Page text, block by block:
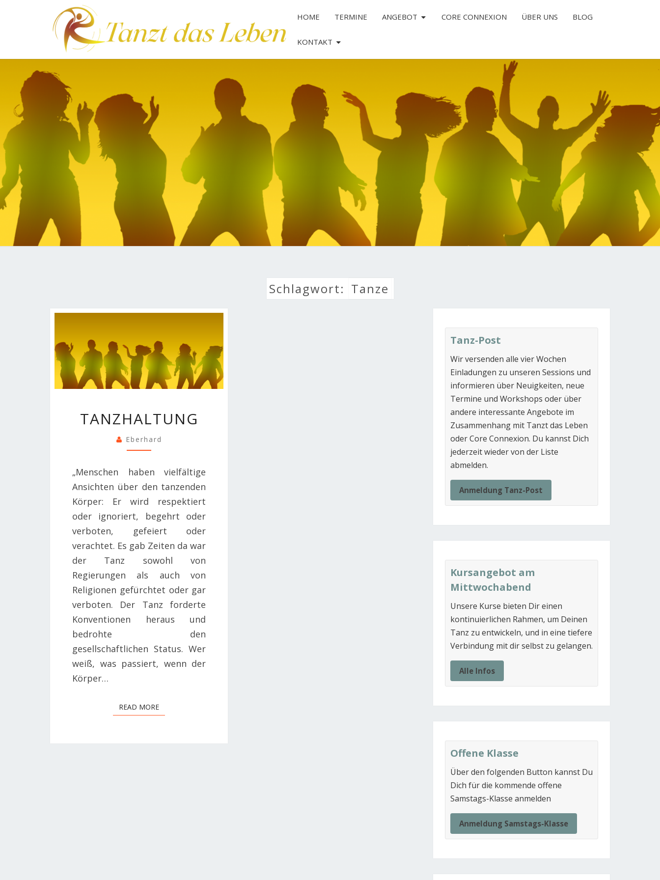
HOME TERMINE ANGEBOT CORE CONNEXION ÜBER UNS BLOG
KONTAKT
TANZT
DAS
LEBEN
Schlagwort: Tanze
TANZHALTUNG
Eberhard
„Menschen haben vielfältige
Ansichten über den tanzenden
Körper: Er wird respektiert
oder ignoriert, begehrt oder
verboten, gefeiert oder
verachtet. Es gab Zeiten da war
der Tanz sowohl von
Regierungen als auch von
Religionen gefürchtet oder gar
verboten. Der Tanz forderte
Konventionen heraus und
bedrohte den
gesellschaftlichen Status. Wer
weiß, was passiert, wenn der
Körper…
READ MOREREAD MORE
Tanz-Post
Wir versenden alle vier Wochen
Einladungen zu unseren Sessions und
informieren über Neuigkeiten, neue
Termine und Workshops oder über
andere interessante Angebote im
Zusammenhang mit Tanzt das Leben
oder Core Connexion. Du kannst Dich
jederzeit wieder von der Liste
abmelden.
Anmeldung Tanz-Post
Kursangebot am
Mittwochabend
Unsere Kurse bieten Dir einen
kontinuierlichen Rahmen, um Deinen
Tanz zu entwickeln, und in eine tiefere
Verbindung mit dir selbst zu gelangen.
Alle Infos
Offene Klasse
Über den folgenden Button kannst Du
Dich für die kommende offene
Samstags-Klasse anmelden
Anmeldung Samstags-Klasse